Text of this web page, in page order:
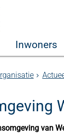
Inwoners
van